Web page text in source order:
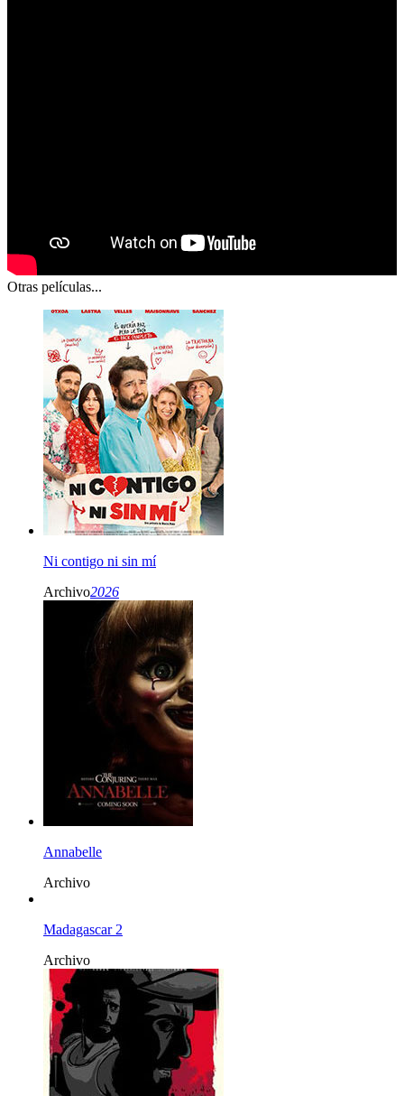
Otras películas...
Ni contigo ni sin mí
Archivo2026
Annabelle
Archivo
Madagascar 2
Archivo